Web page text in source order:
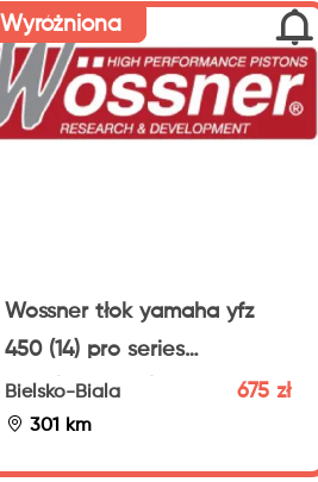
Wyróżniona
Wossner tłok yamaha yfz
450 (14) pro series
13,5:1(std=13,5:1) 96,97mm
8896db
Bielsko-Biala
301 km
675 zł